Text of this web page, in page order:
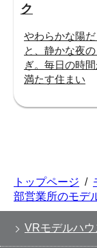
ク
やわらかな陽だ
と、静かな夜
ぎ。毎日の時
満たす住まい
トップページ /
部営業所のモデ
VRモデルハウ